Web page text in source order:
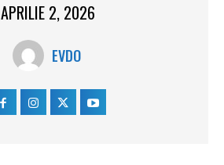
APRILIE 2, 2026
EVDO